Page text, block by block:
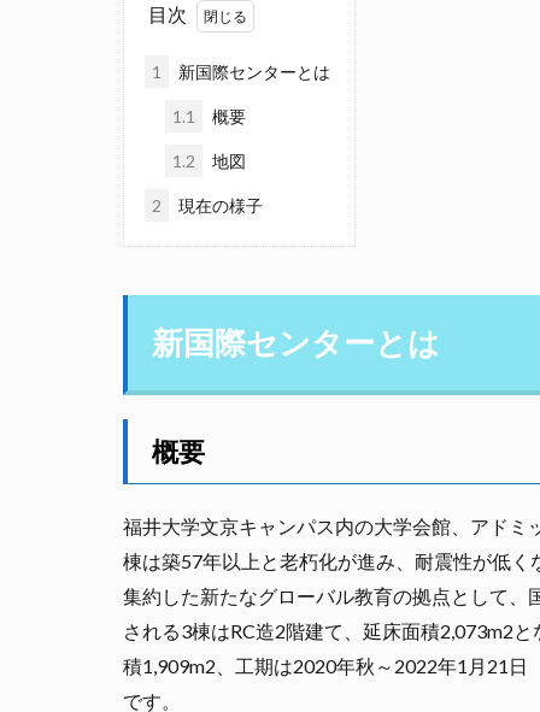
目次
1 新国際センターとは
1.1 概要
1.2 地図
2 現在の様子
新国際センターとは
概要
福井大学文京キャンパス内の大学会館、アド
棟は築57年以上と老朽化が進み、耐震性が低
集約した新たなグローバル教育の拠点として
される3棟はRC造2階建て、延床面積2,073m2
積1,909m2、工期は2020年秋～2022年1月21
です。